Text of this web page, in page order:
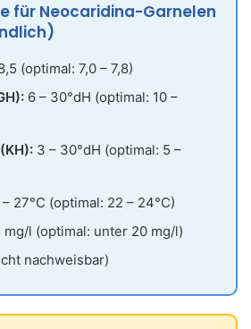
für Neocaridina-Garnelen
(optimal: 7,0 – 7,8)
6 – 30°dH (optimal: 10 –
3 – 30°dH (optimal: 5 –
– 27°C (optimal: 22 – 24°C)
l (optimal: unter 20 mg/l)
nachweisbar)